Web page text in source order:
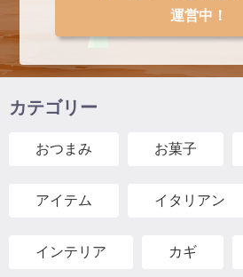
運営中！
カテゴリー
おつまみ お菓子
アイテム イタリアン
インテリア カギ